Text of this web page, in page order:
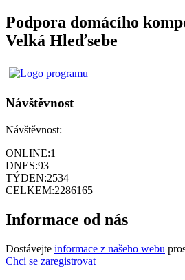
Podpora domácího
Velká Hleďsebe
Návštěvnost
Návštěvnost:
ONLINE:1
DNES:93
TÝDEN:2534
CELKEM:2286165
Informace od nás
Dostávejte informace z našeho webu
Chci se zaregistrovat